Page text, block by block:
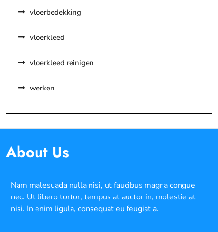
vloerbedekking
vloerkleed
vloerkleed reinigen
werken
About Us
Nam malesuada nulla nisi, ut faucibus magna congue
nec. Ut libero tortor, tempus at auctor in, molestie at
nisi. In enim ligula, consequat eu feugiat a.